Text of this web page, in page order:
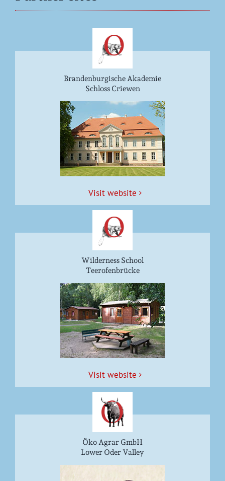
Brandenburgische Akademie
Schloss Criewen
Vis­it website
Wilderness School
Teerofenbrücke
Vis­it website
Öko Agrar GmbH
Lower Oder Valley